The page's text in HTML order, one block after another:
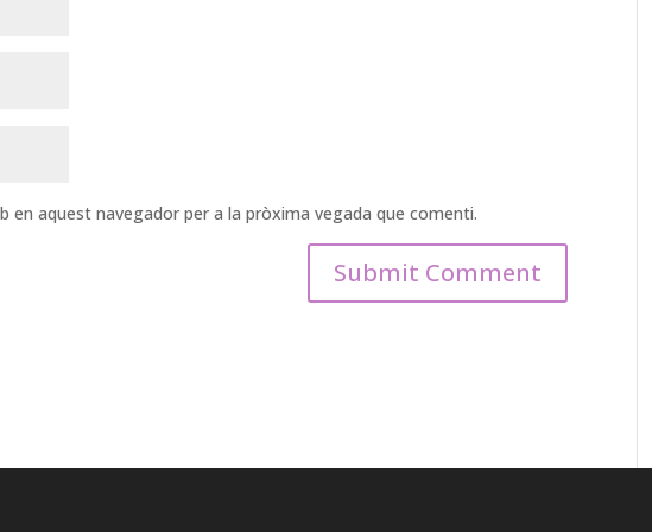
en aquest navegador per a la pròxima vegada que comenti.